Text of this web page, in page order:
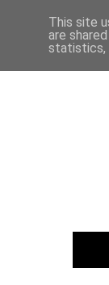
This site
are
statistics,